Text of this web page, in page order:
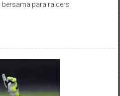
para raiders